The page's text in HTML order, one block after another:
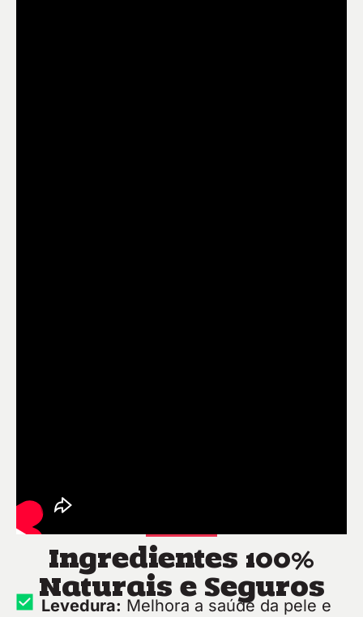
Ingredientes 100%
Naturais e Seguros
Levedura: Melhora a saúde da pele e